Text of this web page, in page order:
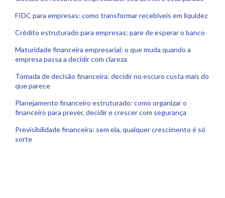
FIDC para empresas: como transformar recebíveis em liquidez
Crédito estruturado para empresas: pare de esperar o banco
Maturidade financeira empresarial: o que muda quando a
empresa passa a decidir com clareza
Tomada de decisão financeira: decidir no escuro custa mais do
que parece
Planejamento financeiro estruturado: como organizar o
financeiro para prever, decidir e crescer com segurança
Previsibilidade financeira: sem ela, qualquer crescimento é só
sorte